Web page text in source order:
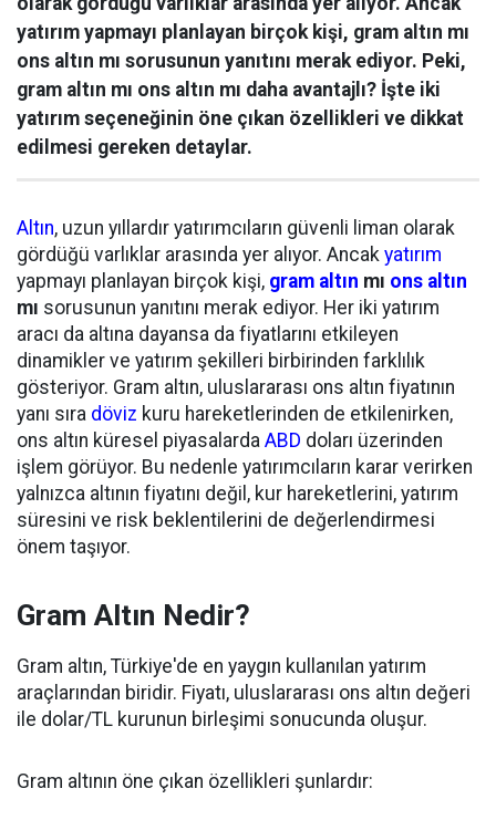
yatırım yapmayı planlayan birçok kişi, gram altın mı
ons altın mı sorusunun yanıtını merak ediyor. Peki,
gram altın mı ons altın mı daha avantajlı? İşte iki
yatırım seçeneğinin öne çıkan özellikleri ve dikkat
edilmesi gereken detaylar.
Altın, uzun yıllardır yatırımcıların güvenli liman olarak
gördüğü varlıklar arasında yer alıyor. Ancak yatırım
yapmayı planlayan birçok kişi, gram altın mı ons altın
mı sorusunun yanıtını merak ediyor. Her iki yatırım
aracı da altına dayansa da fiyatlarını etkileyen
dinamikler ve yatırım şekilleri birbirinden farklılık
gösteriyor. Gram altın, uluslararası ons altın fiyatının
yanı sıra döviz kuru hareketlerinden de etkilenirken,
ons altın küresel piyasalarda ABD doları üzerinden
işlem görüyor. Bu nedenle yatırımcıların karar verirken
yalnızca altının fiyatını değil, kur hareketlerini, yatırım
süresini ve risk beklentilerini de değerlendirmesi
önem taşıyor.
Gram Altın Nedir?
Gram altın, Türkiye'de en yaygın kullanılan yatırım
araçlarından biridir. Fiyatı, uluslararası ons altın değeri
ile dolar/TL kurunun birleşimi sonucunda oluşur.
Gram altının öne çıkan özellikleri şunlardır: